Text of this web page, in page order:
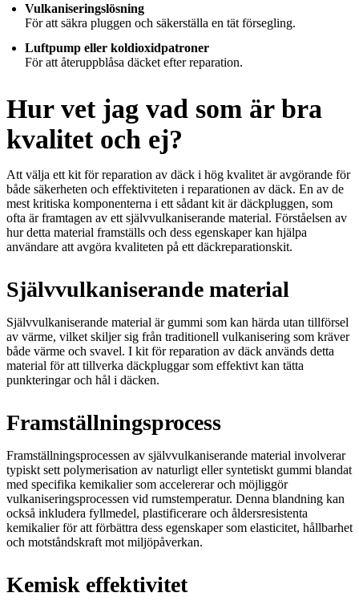
Vulkaniseringslösning
För att säkra pluggen och säkerställa en tät försegling.
Luftpump eller koldioxidpatroner
För att återuppblåsa däcket efter reparation.
Hur vet jag vad som är bra
kvalitet och ej?
Att välja ett kit för reparation av däck i hög kvalitet är avgörande för
både säkerheten och effektiviteten i reparationen av däck. En av de
mest kritiska komponenterna i ett sådant kit är däckpluggen, som
ofta är framtagen av ett självvulkaniserande material. Förståelsen av
hur detta material framställs och dess egenskaper kan hjälpa
användare att avgöra kvaliteten på ett däckreparationskit.
Självvulkaniserande material
Självvulkaniserande material är gummi som kan härda utan tillförsel
av värme, vilket skiljer sig från traditionell vulkanisering som kräver
både värme och svavel. I kit för reparation av däck används detta
material för att tillverka däckpluggar som effektivt kan tätta
punkteringar och hål i däcken.
Framställningsprocess
Framställningsprocessen av självvulkaniserande material involverar
typiskt sett polymerisation av naturligt eller syntetiskt gummi blandat
med specifika kemikalier som accelererar och möjliggör
vulkaniseringsprocessen vid rumstemperatur. Denna blandning kan
också inkludera fyllmedel, plastificerare och åldersresistenta
kemikalier för att förbättra dess egenskaper som elasticitet, hållbarhet
och motståndskraft mot miljöpåverkan.
Kemisk effektivitet